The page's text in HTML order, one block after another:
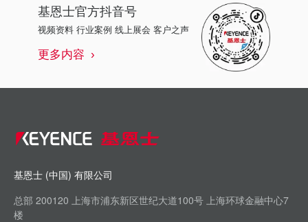
基恩士官方抖音号
视频资料 行业案例 线上展会 客户之声
更多内容
基恩士 (中国) 有限公司
总部 200120 上海市浦东新区世纪大道100号 上海环球金融中心7
楼